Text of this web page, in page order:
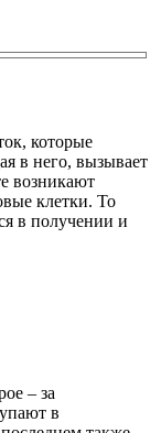
которые
в него, вызывает
возникают
клетки. То
в получении и
– за
в